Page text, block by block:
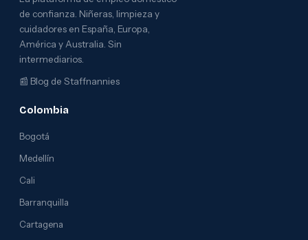
de confianza. Niñeras, limpieza y
cuidadores en España, Europa,
América y Australia. Sin
intermediarios.
📰 Blog de Staffnannies
Colombia
Bogotá
Medellín
Cali
Barranquilla
Cartagena